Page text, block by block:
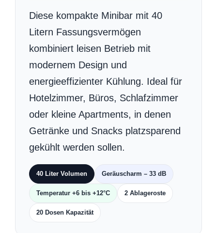
Diese kompakte Minibar mit 40
Litern Fassungsvermögen
kombiniert leisen Betrieb mit
modernem Design und
energieeffizienter Kühlung. Ideal für
Hotelzimmer, Büros, Schlafzimmer
oder kleine Apartments, in denen
Getränke und Snacks platzsparend
gekühlt werden sollen.
40 Liter Volumen Geräuscharm – 33 dB
Temperatur +6 bis +12°C 2 Ablageroste
20 Dosen Kapazität